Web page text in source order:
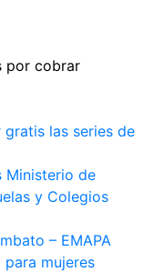
las series de
Ministerio de
y Colegios
– EMAPA
para mujeres